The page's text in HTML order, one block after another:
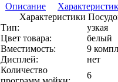
Описание
Характеристики
Тип:
узкая
Цвет товара:
белый
Вместимость:
9
Дисплей:
нет
Количество
6